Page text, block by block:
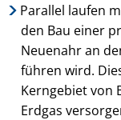
Parallel laufen
den Bau einer
Neuenahr an
führen wird.
Kerngebiet von
Erdgas